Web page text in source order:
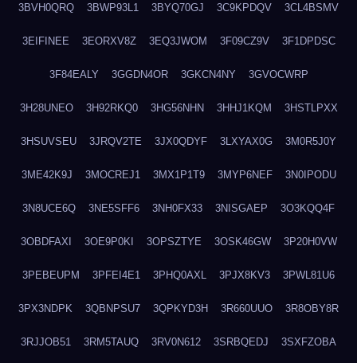
3BVH0QRQ 3BWP93L1 3BYQ70GJ 3C9KPDQV 3CL4BSMV
3EIFINEE 3EORXV8Z 3EQ3JWOM 3F09CZ9V 3F1DPDSC
3F84EALY 3GGDN4OR 3GKCN4NY 3GVOCWRP
3H28UNEO 3H92RKQ0 3HG56NHN 3HHJ1KQM 3HSTLPXX
3HSUVSEU 3JRQV2TE 3JX0QDYF 3LXYAX0G 3M0R5J0Y
3ME42K9J 3MOCREJ1 3MX1P1T9 3MYP6NEF 3N0IPODU
3N8UCE6Q 3NE5SFF6 3NH0FX33 3NISGAEP 3O3KQQ4F
3OBDFAXI 3OE9P0KI 3OPSZTYE 3OSK46GW 3P20H0VW
3PEBEUPM 3PFEI4E1 3PHQ0AXL 3PJX8KV3 3PWL81U6
3PX3NDPK 3QBNPSU7 3QPKYD3H 3R660UUO 3R8OBY8R
3RJJOB51 3RM5TAUQ 3RV0N612 3SRBQEDJ 3SXFZOBA